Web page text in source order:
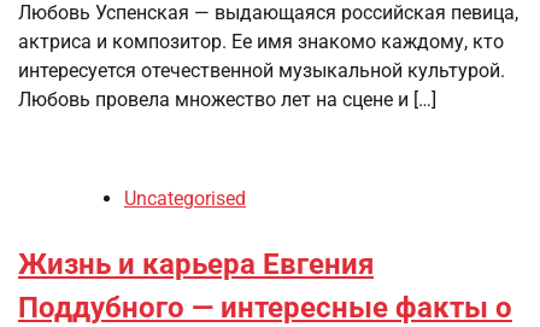
Любовь Успенская — выдающаяся российская певица,
актриса и композитор. Ее имя знакомо каждому, кто
интересуется отечественной музыкальной культурой.
Любовь провела множество лет на сцене и […]
Uncategorised
Жизнь и карьера Евгения
Поддубного — интересные факты о